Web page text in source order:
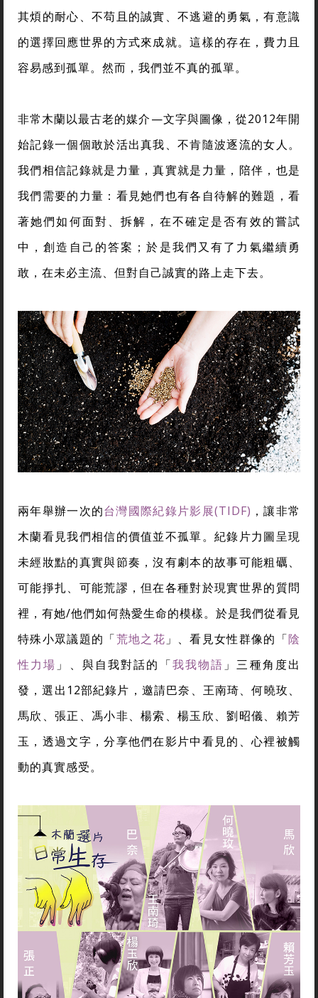
其煩的耐心、不苟且的誠實、不逃避的勇氣，有意識
的選擇回應世界的方式來成就。這樣的存在，費力且
容易感到孤單。然而，我們並不真的孤單。
非常木蘭以最古老的媒介—文字與圖像，從2012年開
始記錄一個個敢於活出真我、不肯隨波逐流的女人。
我們相信記錄就是力量，真實就是力量，陪伴，也是
我們需要的力量：看見她們也有各自待解的難題，看
著她們如何面對、拆解，在不確定是否有效的嘗試
中，創造自己的答案；於是我們又有了力氣繼續勇
敢，在未必主流、但對自己誠實的路上走下去。
兩年舉辦一次的台灣國際紀錄片影展(TIDF) ，讓非常
木蘭看見我們相信的價值並不孤單。紀錄片力圖呈現
未經妝點的真實與節奏，沒有劇本的故事可能粗礪、
可能掙扎、可能荒謬，但在各種對於現實世界的質問
裡，有她/他們如何熱愛生命的模樣。於是我們從看見
特殊小眾議題的 「荒地之花 」 、看見女性群像的「陰
性力場 」、與自我對話的「我我物語 」三種角度出
發，選出12部紀錄片，邀請巴奈、王南琦、何曉玫、
馬欣、張正、馮小非、楊索、楊玉欣、劉昭儀、賴芳
玉，透過文字，分享他們在影片中看見的、心裡被觸
動的真實感受。